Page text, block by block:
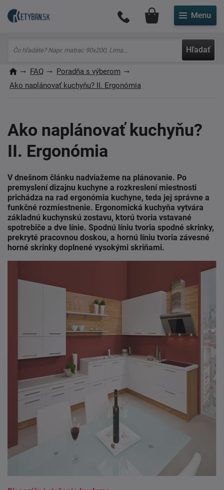
Hľadať
Môj účet
FAQ
Poradňa s výberom
Ako naplánovať kuchyňu? II. Ergonómia
Ako naplánovať kuchyňu?
II. Ergonómia
V dnešnom článku nadviažeme na plánovanie. Po
premyslení dizajnu kuchyne a rozkreslení miestnosti
prichádza na rad ergonómia kuchyne, teda jej správne a
funkčné rozmiestnenie. Ergonomická kuchyňa vytvára
základnú kuchynskú zostavu, ktorú tvoria vstavané
spotrebiče a dve línie. Spodnú líniu tvoria spodné skrinky,
prekryté pracovnou doskou, a hornú líniu tvoria závesné
horné skrinky doplnené vysokými skriňami.